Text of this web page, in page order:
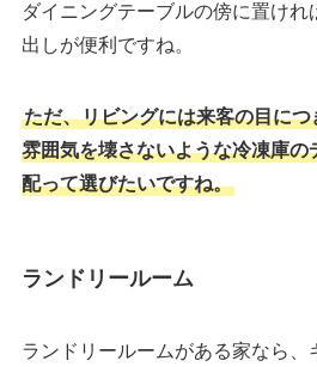
ダイニングテーブルの傍に置けれ
出しが便利ですね。
ただ、リビングには来客の目に
雰囲気を壊さないような冷凍庫の
配って選びたいですね。
ランドリールーム
ランドリールームがある家なら、